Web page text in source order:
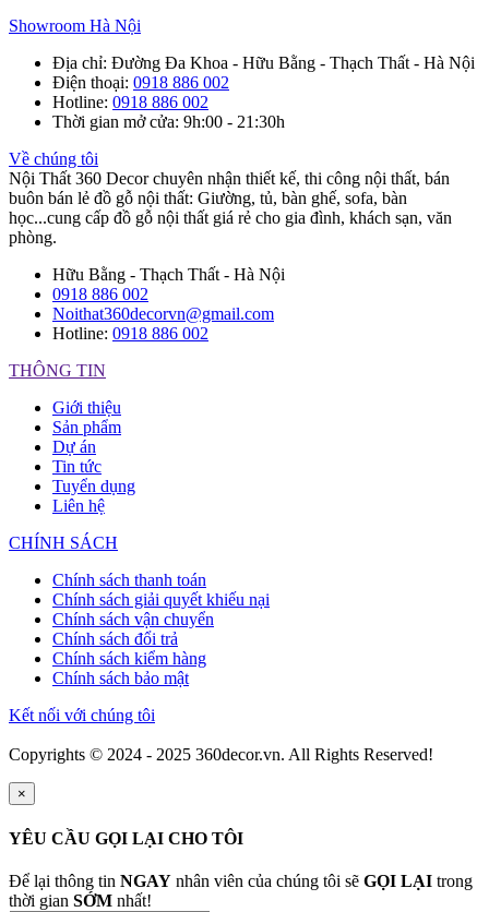
Showroom Hà Nội
Địa chỉ: Đường Đa Khoa - Hữu Bằng - Thạch Thất - Hà Nội
Điện thoại: 0918 886 002
Hotline: 0918 886 002
Thời gian mở cửa: 9h:00 - 21:30h
Về chúng tôi
Nội Thất 360 Decor chuyên nhận thiết kế, thi công nội thất, bán
buôn bán lẻ đồ gỗ nội thất: Giường, tủ, bàn ghế, sofa, bàn
học...cung cấp đồ gỗ nội thất giá rẻ cho gia đình, khách sạn, văn
phòng.
Hữu Bằng - Thạch Thất - Hà Nội
0918 886 002
Noithat360decorvn@gmail.com
Hotline: 0918 886 002
THÔNG TIN
Giới thiệu
Sản phẩm
Dự án
Tin tức
Tuyển dụng
Liên hệ
CHÍNH SÁCH
Chính sách thanh toán
Chính sách giải quyết khiếu nại
Chính sách vận chuyển
Chính sách đổi trả
Chính sách kiểm hàng
Chính sách bảo mật
Kết nối với chúng tôi
Copyrights © 2024 - 2025 360decor.vn. All Rights Reserved!
×
YÊU CẦU GỌI LẠI CHO TÔI
Để lại thông tin NGAY nhân viên của chúng tôi sẽ GỌI LẠI trong
thời gian SỚM nhất!